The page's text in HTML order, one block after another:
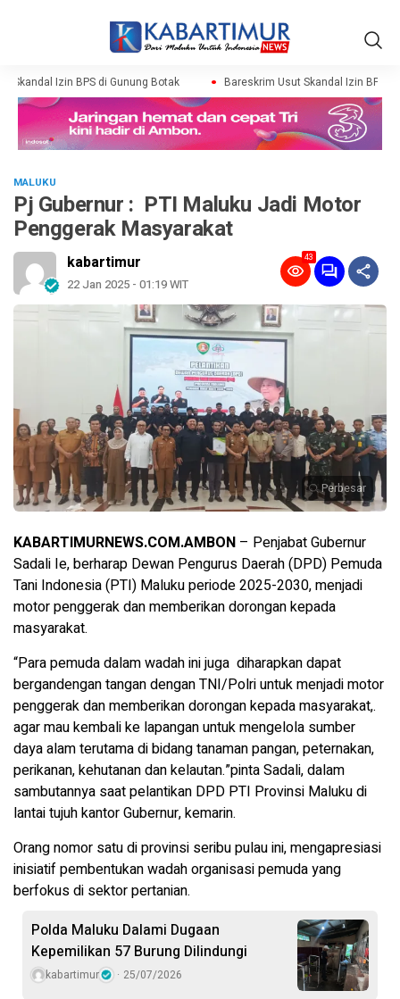
Izin BPS di Gunung Botak Bareskrim Usut Skandal Izin BPS di
MALUKU
Pj Gubernur : PTI Maluku Jadi Motor
Penggerak Masyarakat
kabartimur
22 Jan 2025 - 01:19 WIT
43
Perbesar
KABARTIMURNEWS.COM.AMBON – Penjabat Gubernur
Sadali Ie, berharap Dewan Pengurus Daerah (DPD) Pemuda
Tani Indonesia (PTI) Maluku periode 2025-2030, menjadi
motor penggerak dan memberikan dorongan kepada
masyarakat.
“Para pemuda dalam wadah ini juga diharapkan dapat
bergandengan tangan dengan TNI/Polri untuk menjadi motor
penggerak dan memberikan dorongan kepada masyarakat,.
agar mau kembali ke lapangan untuk mengelola sumber
daya alam terutama di bidang tanaman pangan, peternakan,
perikanan, kehutanan dan kelautan.”pinta Sadali, dalam
sambutannya saat pelantikan DPD PTI Provinsi Maluku di
lantai tujuh kantor Gubernur, kemarin.
Orang nomor satu di provinsi seribu pulau ini, mengapresiasi
inisiatif pembentukan wadah organisasi pemuda yang
berfokus di sektor pertanian.
Polda Maluku Dalami Dugaan
Kepemilikan 57 Burung Dilindungi
kabartimur 25/07/2026